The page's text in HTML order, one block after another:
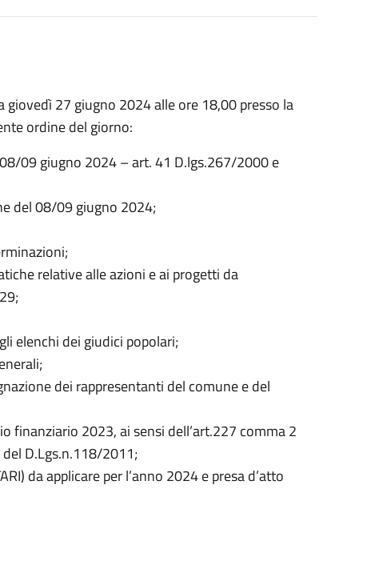
27 giugno 2024 alle ore 18,00 presso la
ordine del giorno:
09 giugno 2024 – art. 41 D.lgs.267/2000 e
del 08/09 giugno 2024;
relative alle azioni e ai progetti da
elenchi dei giudici popolari;
dei rappresentanti del comune e del
finanziario 2023, ai sensi dell’art.227 comma 2
D.Lgs.n.118/2011;
da applicare per l’anno 2024 e presa d’atto